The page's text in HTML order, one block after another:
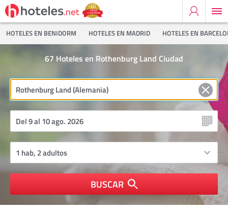
HOTELES EN BENIDORM HOTELES EN MADRID HOTELES EN
Hoteles en Rothenburg Land Ciudad
67
BUSCAR